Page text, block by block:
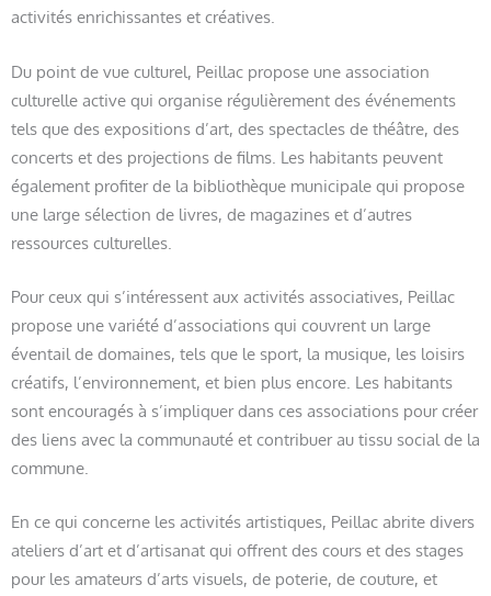
activités enrichissantes et créatives.
Du point de vue culturel, Peillac propose une association
culturelle active qui organise régulièrement des événements
tels que des expositions d’art, des spectacles de théâtre, des
concerts et des projections de films. Les habitants peuvent
également profiter de la bibliothèque municipale qui propose
une large sélection de livres, de magazines et d’autres
ressources culturelles.
Pour ceux qui s’intéressent aux activités associatives, Peillac
propose une variété d’associations qui couvrent un large
éventail de domaines, tels que le sport, la musique, les loisirs
créatifs, l’environnement, et bien plus encore. Les habitants
sont encouragés à s’impliquer dans ces associations pour créer
des liens avec la communauté et contribuer au tissu social de la
commune.
En ce qui concerne les activités artistiques, Peillac abrite divers
ateliers d’art et d’artisanat qui offrent des cours et des stages
pour les amateurs d’arts visuels, de poterie, de couture, et